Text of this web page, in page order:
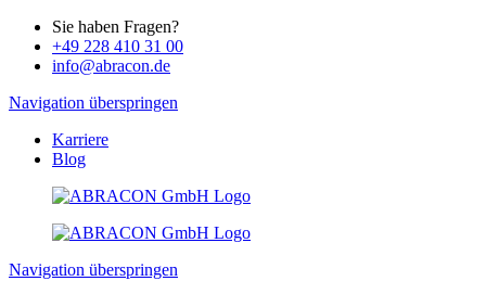
Sie haben Fragen?
+49 228 410 31 00
info@abracon.de
Navigation überspringen
Karriere
Blog
Navigation überspringen